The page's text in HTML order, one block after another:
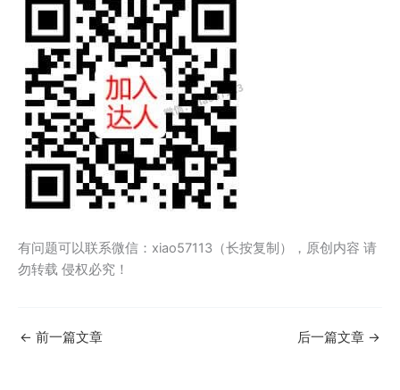
有问题可以联系微信：xiao57113（长按复制），原创内容 请
勿转载 侵权必究！
← 前一篇文章 后一篇文章 →